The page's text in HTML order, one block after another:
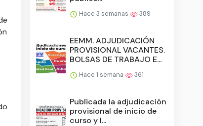
Hace 3 semanas 389
EEMM. ADJUDICACIÓN
PROVISIONAL VACANTES.
BOLSAS DE TRABAJO E...
Hace 1 semana 361
Publicada la adjudicación
provisional de inicio de
curso y l...